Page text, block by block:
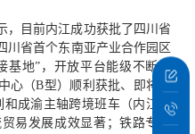
，目前内江成功获批了四川省
川省首个东南亚产业合作园区
基地”，开放平台能级不断提
心（B型）顺利获批、即将封
和成渝主轴跨境班车（内江—
易发展成效显著；铁路专用